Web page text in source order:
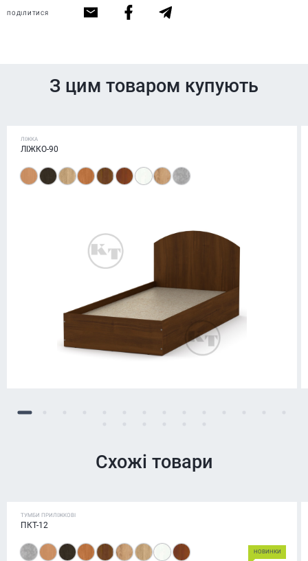
ПОДІЛИТИСЯ
З цим товаром купують
ЛІЖКА
ЛІЖКО-90
Схожі товари
ТУМБИ ПРИЛІЖКОВІ
ПКТ-12
НОВИНКИ